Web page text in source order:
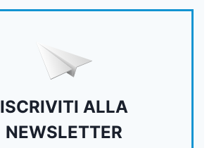
ISCRIVITI ALLA
NEWSLETTER